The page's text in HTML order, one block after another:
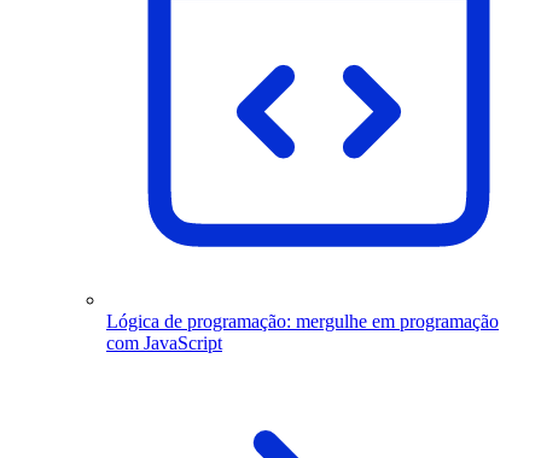
Lógica de programação: mergulhe em programação
com JavaScript